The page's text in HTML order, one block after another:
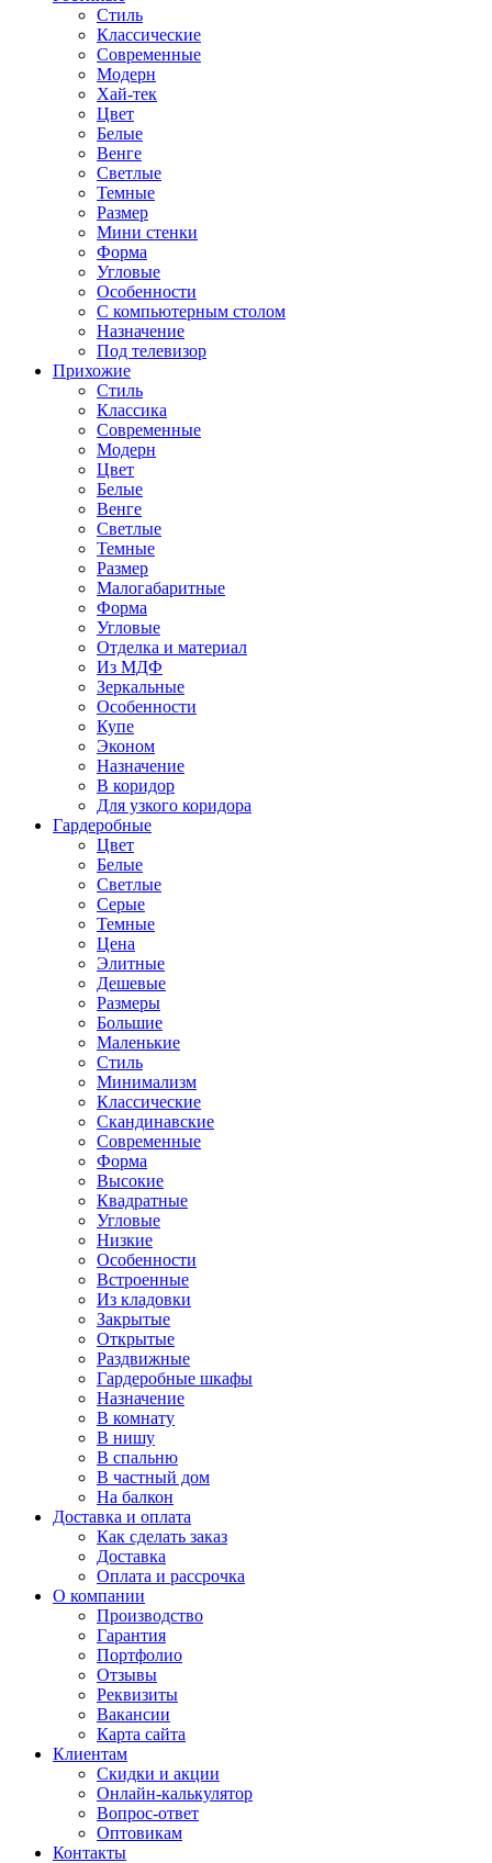
Стиль
Классические
Современные
Модерн
Хай-тек
Цвет
Белые
Венге
Светлые
Темные
Размер
Мини стенки
Форма
Угловые
Особенности
С компьютерным столом
Назначение
Под телевизор
Прихожие
Стиль
Классика
Современные
Модерн
Цвет
Белые
Венге
Светлые
Темные
Размер
Малогабаритные
Форма
Угловые
Отделка и материал
Из МДФ
Зеркальные
Особенности
Купе
Эконом
Назначение
В коридор
Для узкого коридора
Гардеробные
Цвет
Белые
Светлые
Серые
Темные
Цена
Элитные
Дешевые
Размеры
Большие
Маленькие
Стиль
Минимализм
Классические
Скандинавские
Современные
Форма
Высокие
Квадратные
Угловые
Низкие
Особенности
Встроенные
Из кладовки
Закрытые
Открытые
Раздвижные
Гардеробные шкафы
Назначение
В комнату
В нишу
В спальню
В частный дом
На балкон
Доставка и оплата
Как сделать заказ
Доставка
Оплата и рассрочка
О компании
Производство
Гарантия
Портфолио
Отзывы
Реквизиты
Вакансии
Карта сайта
Клиентам
Скидки и акции
Онлайн-калькулятор
Вопрос-ответ
Оптовикам
Контакты